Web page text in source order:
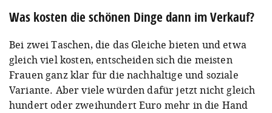
Was kosten die schönen Dinge dann im Verkauf?
Bei zwei Taschen, die das Gleiche bieten und etwa
gleich viel kosten, entscheiden sich die meisten
Frauen ganz klar für die nachhaltige und soziale
Variante. Aber viele würden dafür jetzt nicht gleich
hundert oder zweihundert Euro mehr in die Hand